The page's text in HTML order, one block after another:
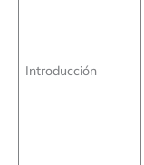
Introducción